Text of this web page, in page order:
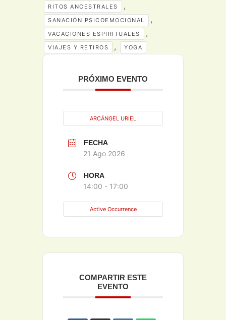
RITOS ANCESTRALES ,
SANACIÓN PSICOEMOCIONAL ,
VACACIONES ESPIRITUALES ,
VIAJES Y RETIROS , YOGA
PRÓXIMO EVENTO
ARCÁNGEL URIEL
FECHA
21 Ago 2026
HORA
14:00 - 17:00
Active Occurrence
COMPARTIR ESTE
EVENTO